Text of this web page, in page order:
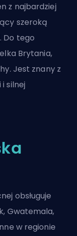
z najbardziej
szeroką
Do tego
Brytania,
Jest znany z
silnej
obsługuje
Gwatemala,
w regionie